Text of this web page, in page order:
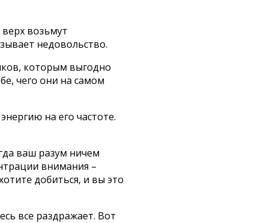
возьмут
недовольство.
которым выгодно
чего они на самом
на его частоте.
ваш разум ничем
внимания –
добиться, и вы это
все раздражает. Вот